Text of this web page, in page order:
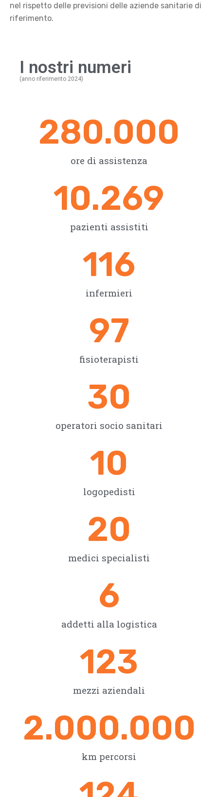
nel rispetto delle previsioni delle aziende sanitarie di
riferimento.
I nostri numeri
(anno riferimento 2024)
ore di assistenza
280.000
pazienti assistiti
10.269
infermieri
116
fisioterapisti
97
operatori socio sanitari
30
logopedisti
10
medici specialisti
20
addetti alla logistica
6
mezzi aziendali
123
km percorsi
2.000.000